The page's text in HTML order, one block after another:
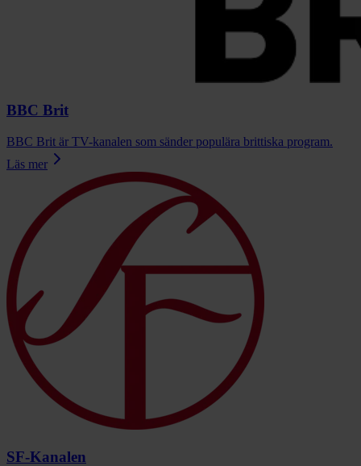
BBC Brit
BBC Brit är TV-kanalen som sänder populära brittiska program.
Läs mer
SF-Kanalen